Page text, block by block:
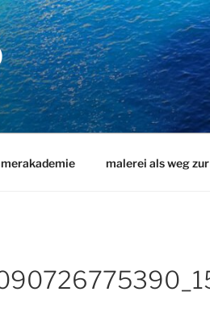
malerei als weg